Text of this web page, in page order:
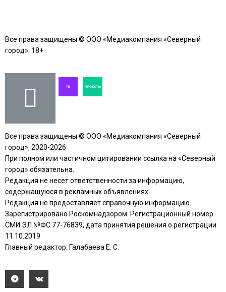
Все права защищены © ООО «Медиакомпания «Северный
город». 18+
Все права защищены © ООО «Медиакомпания «Северный
город», 2020-2026
При полном или частичном цитировании ссылка на «Северный
город» обязательна.
Редакция не несет ответственности за информацию,
содержащуюся в рекламных объявлениях.
Редакция не предоставляет справочную информацию.
Зарегистрировано Роскомнадзором. Регистрационный номер
СМИ ЭЛ №ФС 77-76839, дата принятия решения о регистрации
11.10.2019
Главный редактор: Галабаева Е. С.